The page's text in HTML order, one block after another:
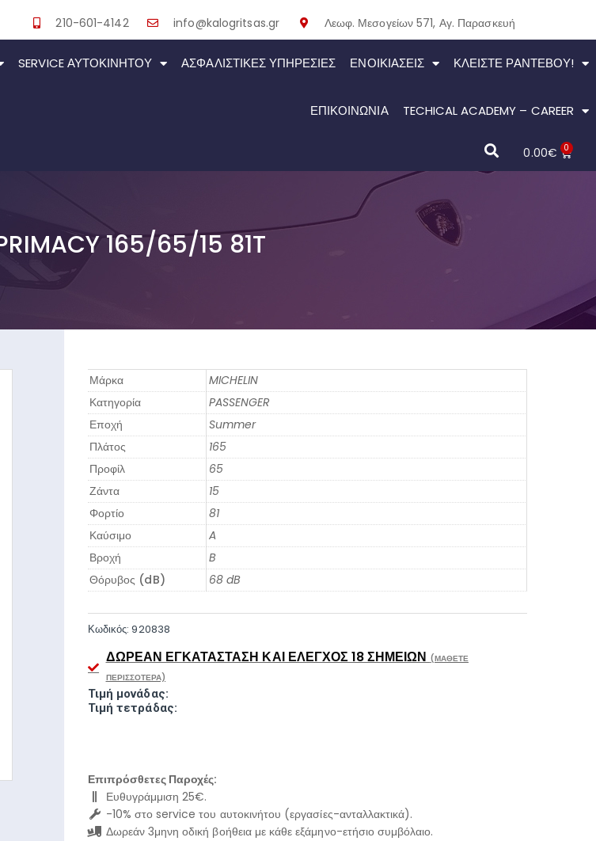
210-601-4142 info@kalogritsas.gr Λεωφ. Μεσογείων 571, Αγ. Παρασκευή
SERVICE ΑΥΤΟΚΙΝΉΤΟΥ ΑΣΦΑΛΙΣΤΙΚΕΣ ΥΠΗΡΕΣΙΕΣ ΕΝΟΙΚΙΆΣΕΙΣ ΚΛΕΊΣΤΕ ΡΑΝΤΕΒΟΎ!
ΕΠΙΚΟΙΝΩΝΙΑ TECHICAL ACADEMY – CAREER
0.00€ 0
165/65/15 81T
Μάρκα
MICHELIN
Κατηγορία
PASSENGER
Εποχή
Summer
Πλάτος
165
Προφίλ
65
Ζάντα
15
Φορτίο
81
Καύσιμο
A
Βροχή
B
Θόρυβος (dB)
68 dB
Κωδικός:920838
ΔΩΡΕΆΝ ΕΓΚΑΤΆΣΤΑΣΗ ΚΑΙ ΈΛΕΓΧΟΣ 18 ΣΗΜΕΊΩΝ (ΜΆΘΕΤΕ
ΠΕΡΙΣΣΌΤΕΡΑ)
Τιμή μονάδας:
Τιμή τετράδας:
Επιπρόσθετες Παροχές:
Ευθυγράμμιση 25€.
-10% στο service του αυτοκινήτου (εργασίες-ανταλλακτικά).
Δωρεάν 3μηνη οδική βοήθεια με κάθε εξάμηνο-ετήσιο συμβόλαιο.